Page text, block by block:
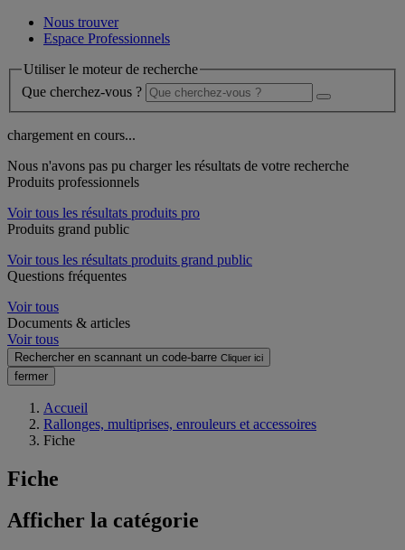
Nous trouver
Espace Professionnels
Utiliser le moteur de recherche
Que cherchez-vous ?
chargement en cours...
Nous n'avons pas pu charger les résultats de votre recherche
Produits professionnels
Voir tous les résultats produits pro
Produits grand public
Voir tous les résultats produits grand public
Questions fréquentes
Voir tous
Documents & articles
Voir tous
Rechercher en scannant un code-barre Cliquer ici
fermer
Accueil
Rallonges, multiprises, enrouleurs et accessoires
Fiche
Fiche
Afficher la catégorie